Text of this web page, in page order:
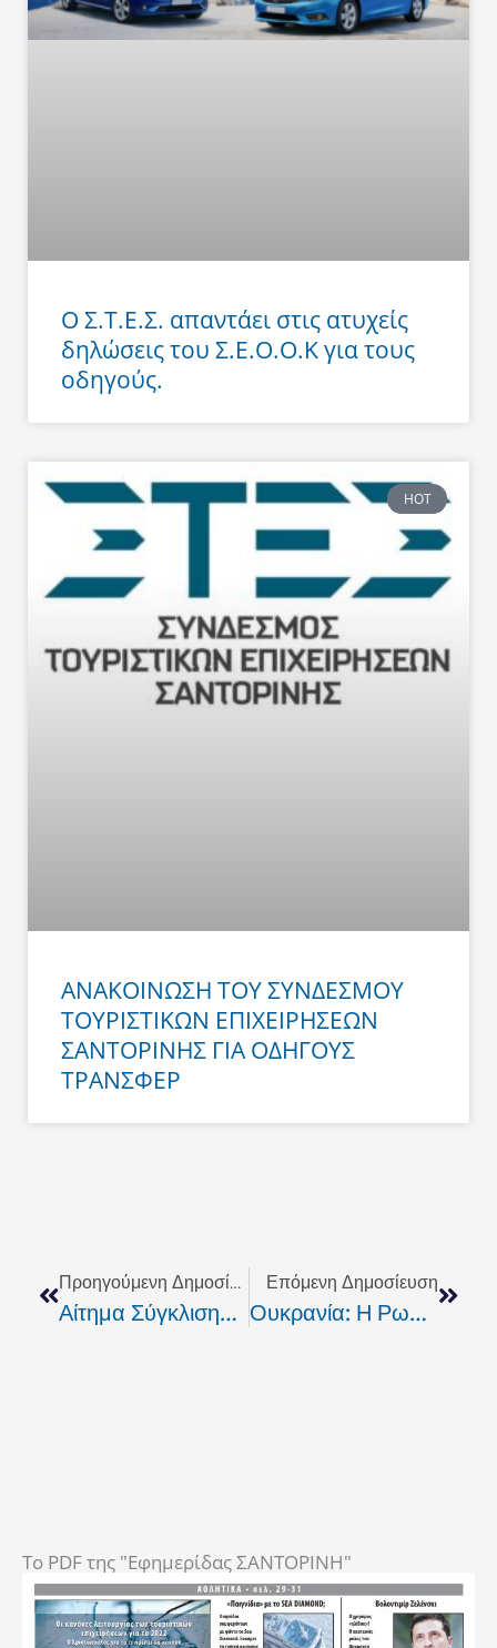
Ο Σ.Τ.Ε.Σ. απαντάει στις ατυχείς
δηλώσεις του Σ.Ε.Ο.Ο.Κ για τους
οδηγούς.
HOT
ΑΝΑΚΟΙΝΩΣΗ ΤΟΥ ΣΥΝΔΕΣΜΟΥ
ΤΟΥΡΙΣΤΙΚΩΝ ΕΠΙΧΕΙΡΗΣΕΩΝ
ΣΑΝΤΟΡΙΝΗΣ ΓΙΑ ΟΔΗΓΟΥΣ
ΤΡΑΝΣΦΕΡ
Προηγούμενη Δημοσίευση
Αίτημα Σύγκλισης Δημοτικού Συμβουλίου Για Την Χρηματοδότηση Του ΙΜΠΗΣ, 2 Συνδυασμών
Επόμενη Δημοσίευση
Ουκρανία: Η Ρωσία Ανακοίνωσε Την Αποχώρηση Των Στρατευμάτων Της Από Κριμαία
To PDF της "Εφημερίδας ΣΑΝΤΟΡΙΝΗ"